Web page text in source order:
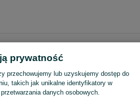
prywatność
przechowujemy lub uzyskujemy dostęp do
takich jak unikalne identyfikatory w
danych osobowych.